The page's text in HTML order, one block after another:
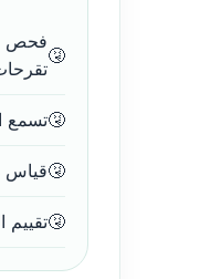
فحص
تسمع
قياس
تقييم